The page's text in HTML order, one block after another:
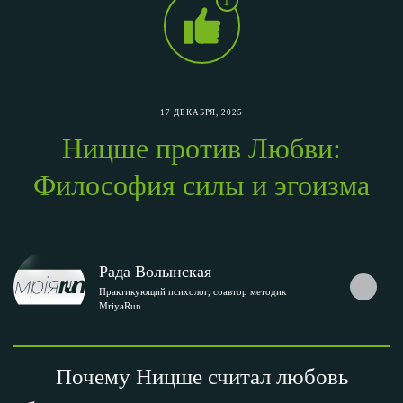
17 ДЕКАБРЯ, 2025
Ницше против Любви:
Философия силы и эгоизма
Рада Волынская
Практикующий психолог, соавтор методик
MriyaRun
Почему Ницше считал любовь